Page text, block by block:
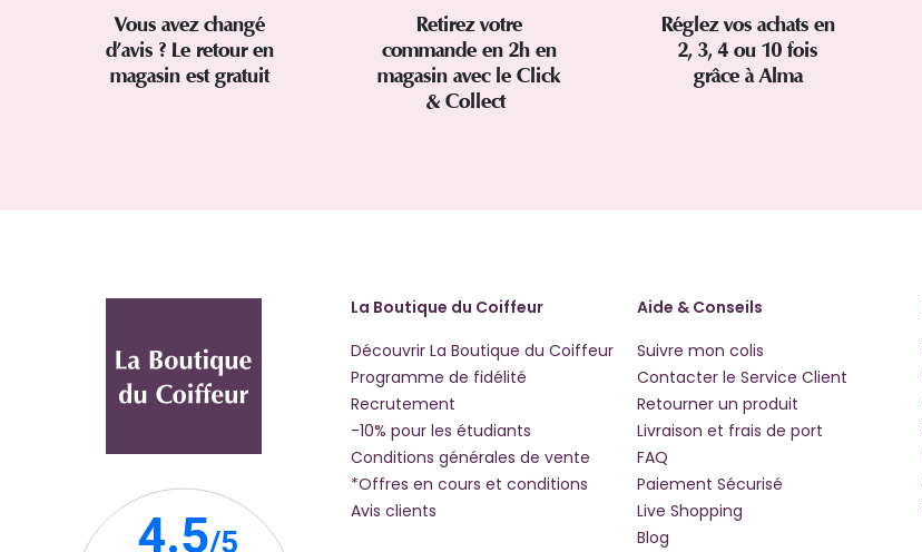
Vous avez changé
d’avis ? Le retour en
magasin est gratuit
Retirez votre
commande en 2h en
magasin avec le Click
& Collect
Réglez vos achats en
2, 3, 4 ou 10 fois
grâce à Alma
La Boutique du Coiffeur
Découvrir La Boutique du Coiffeur
Programme de fidélité
Recrutement
-10% pour les étudiants
Conditions générales de vente
*Offres en cours et conditions
Avis clients
Aide & Conseils
Suivre mon colis
Contacter le Service Client
Retourner un produit
Livraison et frais de port
FAQ
Paiement Sécurisé
Live Shopping
Blog